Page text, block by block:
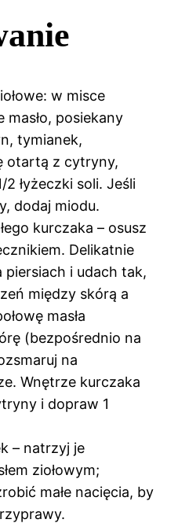
w misce
masło, posiekany
tymianek,
otartą z cytryny,
łyżeczki soli. Jeśli
dodaj miodu.
kurczaka – osusz
Delikatnie
piersiach i udach tak,
między skórą a
masła
(bezpośrednio na
na
Wnętrze kurczaka
i dopraw 1
– natrzyj je
ziołowym;
małe nacięcia, by